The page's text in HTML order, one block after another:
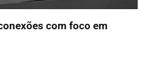
com foco em